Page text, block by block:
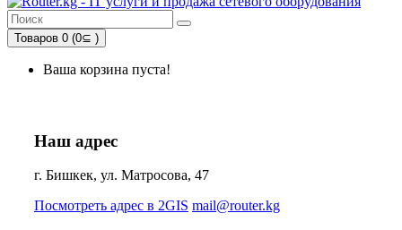
Товаров 0 (0⊆ )
Ваша корзина пуста!
Наш адрес
г. Бишкек, ул. Матросова, 47
Посмотреть адрес в 2GIS mail@router.kg